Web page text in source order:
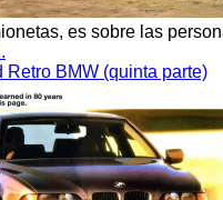
es sobre las
Retro BMW (quinta parte)